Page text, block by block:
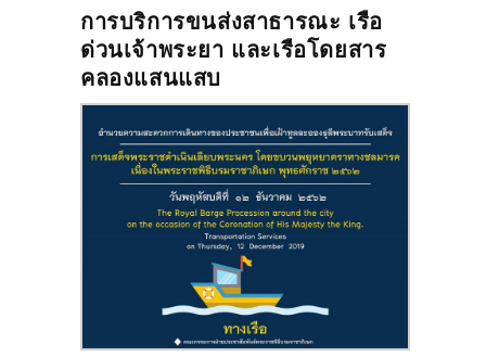
การบริการขนส่งสาธารณะ เรือ
ด่วนเจ้าพระยา และเรือโดยสาร
คลองแสนแสบ